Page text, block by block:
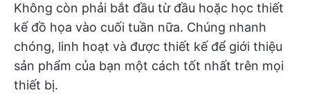
Không còn phải bắt đầu từ đầu hoặc học thiết
kế đồ họa vào cuối tuần nữa. Chúng nhanh
chóng, linh hoạt và được thiết kế để giới thiệu
sản phẩm của bạn một cách tốt nhất trên mọi
thiết bị.